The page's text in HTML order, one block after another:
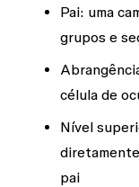
Pai: uma
grupos e
célula de
Nível
pai